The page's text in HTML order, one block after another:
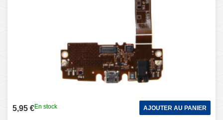
5,95 €En stock AJOUTER AU PANIER